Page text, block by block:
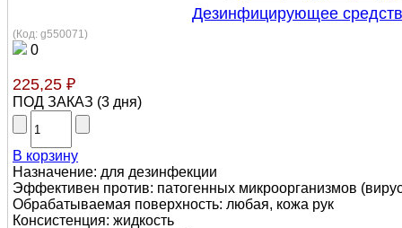
Дезинфицирующее
(Код: g550071)
0
225,25 ₽
ПОД ЗАКАЗ (3 дня)
В корзину
Назначение: для дезинфекции
Эффективен против: патогенных микроорганизмов
Обрабатываемая поверхность: любая, кожа рук
Консистенция: жидкость